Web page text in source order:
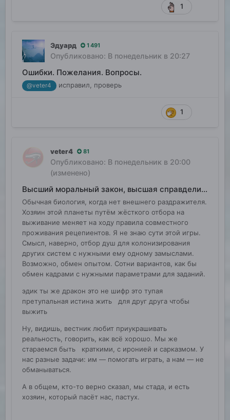
1
Эдуард 1 491
Опубликовано: В понедельник в 20:27
Ошибки. Пожелания. Вопросы.
@veter4 исправил, проверь
1
veter4 81
Опубликовано: В понедельник в 20:00
(изменено)
Высший моральный закон, высшая справделивость
Обычная биология, когда нет внешнего раздражителя.
Хозяин этой планеты путём жёсткого отбора на
выживание меняет на ходу правила совместного
проживания рецепиентов. Я не знаю сути этой игры.
Смысл, наверно, отбор душ для колонизирования
других систем с нужными ему одному замыслами.
Возможно, обмен опытом. Сотни вариантов, как бы
обмен кадрами с нужными параметрами для заданий.
эдик ты же дракон это не шифр это тупая
претупальная истина жить для друг друга чтобы
выжить
Ну, видишь, вестник любит приукрашивать
реальность, говорить, как всё хорошо. Мы же
стараемся быть краткими, с иронией и сарказмом. У
нас разные задачи: им — помогать играть, а нам — не
обманываться.
А в общем, кто-то верно сказал, мы стада, и есть
хозяин, который пасёт нас, пастух.